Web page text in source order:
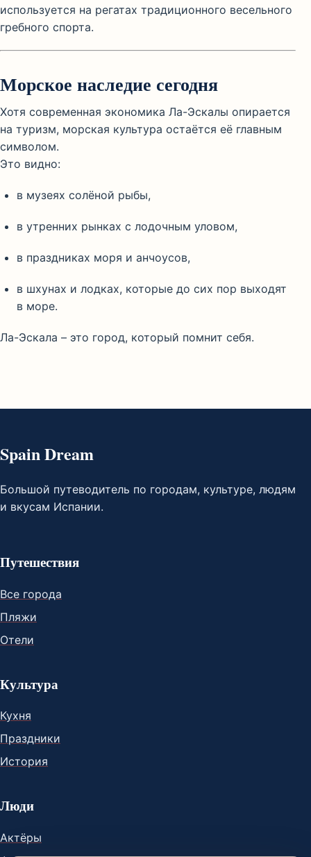
используется на регатах традиционного весельного
гребного спорта.
Морское наследие сегодня
Хотя современная экономика Ла-Эскалы опирается
на туризм, морская культура остаётся её главным
символом.
Это видно:
в музеях солёной рыбы,
в утренних рынках с лодочным уловом,
в праздниках моря и анчоусов,
в шхунах и лодках, которые до сих пор выходят
в море.
Ла-Эскала – это город, который помнит себя.
Spain Dream
Большой путеводитель по городам, культуре, людям
и вкусам Испании.
Путешествия
Все города
Пляжи
Отели
Культура
Кухня
Праздники
История
Люди
Актёры